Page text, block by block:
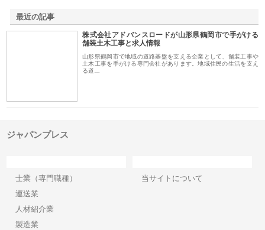
最近の記事
株式会社アドバンスロードが山形県鶴岡市で手がける
舗装土木工事と求人情報
山形県鶴岡市で地域の道路基盤を支える企業として、舗装工事や
土木工事を手がける専門会社があります。地域住民の生活を支え
る道…
ジャパンプレス
士業（専門職種）
運送業
人材紹介業
製造業
当サイトについて